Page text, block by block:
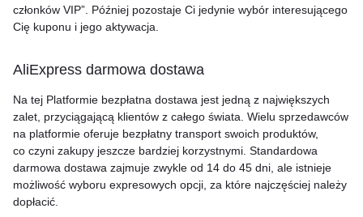
członków VIP”. Później pozostaje Ci jedynie wybór interesującego
Cię kuponu i jego aktywacja.
AliExpress darmowa dostawa
Na tej Platformie bezpłatna dostawa jest jedną z największych
zalet, przyciągającą klientów z całego świata. Wielu sprzedawców
na platformie oferuje bezpłatny transport swoich produktów,
co czyni zakupy jeszcze bardziej korzystnymi. Standardowa
darmowa dostawa zajmuje zwykle od 14 do 45 dni, ale istnieje
możliwość wyboru expresowych opcji, za które najczęściej należy
dopłacić.